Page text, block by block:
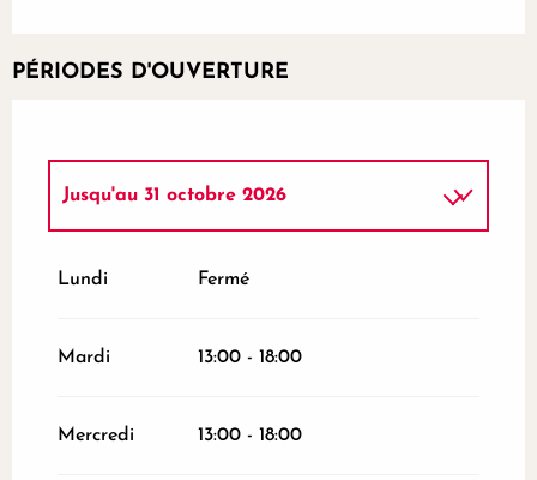
PÉRIODES D'OUVERTURE
Jusqu'au 31 octobre 2026
2026
Lundi Fermé
Mardi 13:00 - 18:00
Mercredi 13:00 - 18:00